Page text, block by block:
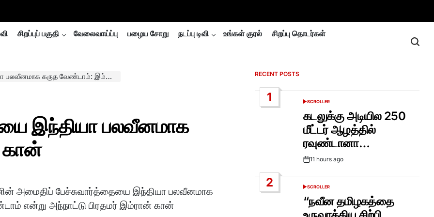
சிறப்புப் பகுதி வேலைவாய்ப்பு பழைய சோறு நடப்பு டிவி உங்கள் குரல் சிறப்பு தொடர்கள்
கருத வேண்டாம்: இம்ரான் கான்
இந்தியா பலவீனமாக
அமைதிப் பேச்சுவார்த்தையை இந்தியா பலவீனமாக
என்று அந்நாட்டு பிரதமர் இம்ரான் கான்
RECENT POSTS
1
POSTED
SCROLLER
கடலுக்கு அடியில 250
மீட்டர் ஆழத்தில்
ரவுண்டானா…
Post11 hours ago
2
POSTED
SCROLLER
“நவீன தமிழகத்தை